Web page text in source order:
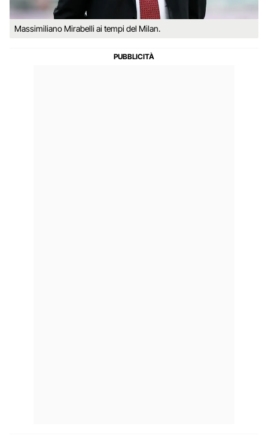
Massimiliano Mirabelli ai tempi del Milan.